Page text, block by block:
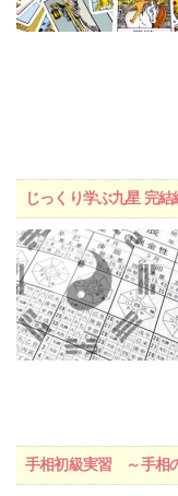
じっくり学ぶ九星 完結
手相初級実習 ～手相